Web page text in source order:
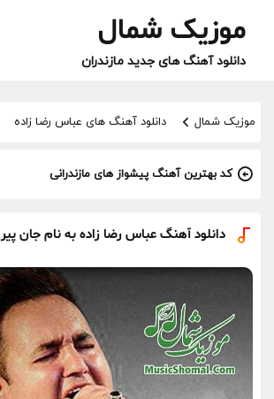
موزیک شمال
دانلود آهنگ های جدید مازندران
موزیک شمال دانلود آهنگ های عباس رضا زاده
کد بهترین آهنگ پیشواز های مازندرانی
دانلود آهنگ عباس رضا زاده به نام جان پیر